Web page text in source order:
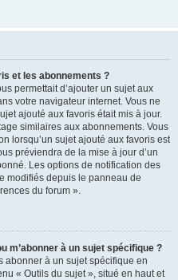
et les abonnements ?
permettait d’ajouter un sujet aux
votre navigateur internet. Vous ne
ajouté aux favoris était mis à jour.
similaires aux abonnements. Vous
lorsqu’un sujet ajouté aux favoris est
préviendra de la mise à jour d’un
Les options de notification des
modifiés depuis le panneau de
du forum ».
m’abonner à un sujet spécifique ?
abonner à un sujet spécifique en
« Outils du sujet », situé en haut et